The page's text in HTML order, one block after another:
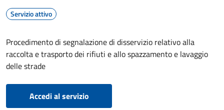
Servizio attivo
Procedimento di segnalazione di disservizio relativo alla
raccolta e trasporto dei rifiuti e allo spazzamento e lavaggio
delle strade
Accedi al servizio